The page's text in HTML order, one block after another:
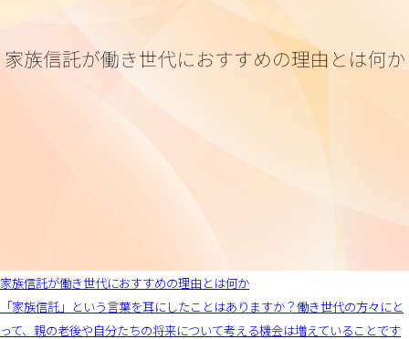
家族信託が働き世代におすすめの理由とは何か
「家族信託」という言葉を耳にしたことはありますか？働き世代の方々にと
って、親の老後や自分たちの将来について考える機会は増えていることです